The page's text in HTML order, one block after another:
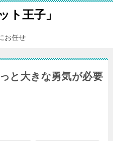
ト王子」
お任せ
と大きな勇気が必要